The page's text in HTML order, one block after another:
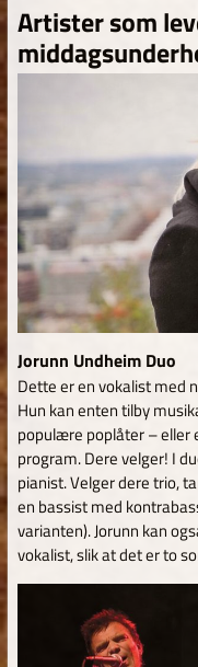
Artister som
Jorunn Undheim Duo
Dette er en vokalist med
Hun kan enten tilby
populære poplåter –
program. Dere velger! I
pianist. Velger dere trio,
en bassist med
varianten). Jorunn kan
vokalist, slik at det er to